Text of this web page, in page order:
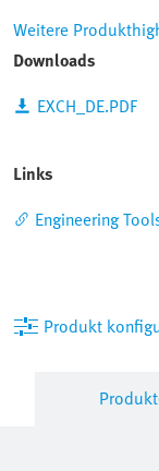
Weitere
Downloads
EXCH_DE.PDF
Links
Engineering
Produkt